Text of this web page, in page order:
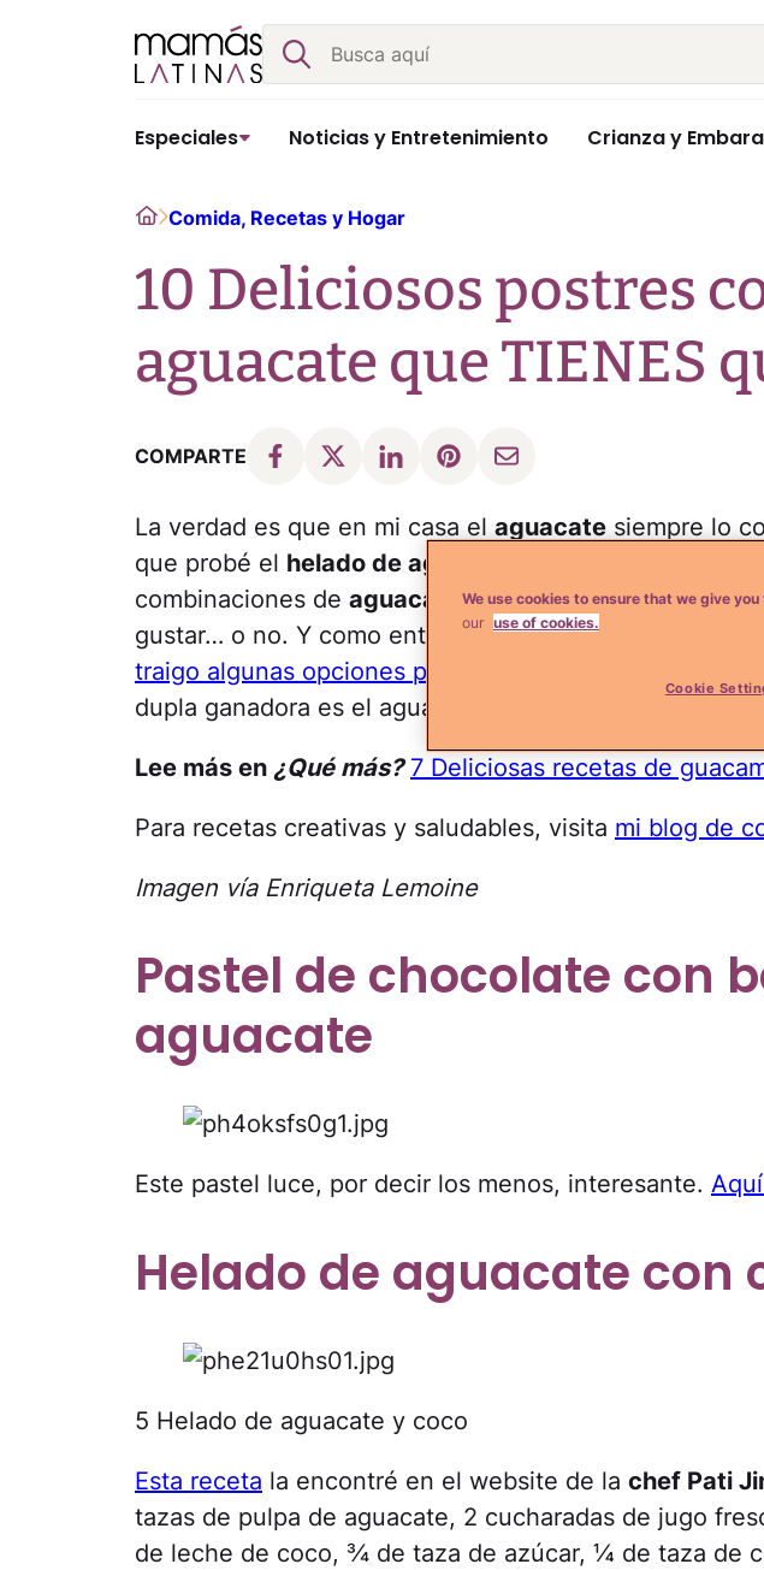
Buscar
Especiales Noticias y Entretenimiento Crianza y
HomeComida, Recetas y Hogar
10 Deliciosos postres
aguacate que TIENES
COMPARTE
La verdad es que en mi casa el aguacate siempre lo
que probé el helado de aguacate
combinaciones de aguacate ¡con chocolate!Es algo
gustar… o no. Y como entre gustos y colores no han
traigo algunas opciones para que decidas qué te
dupla ganadora es el aguacate… con chocolate.
Lee más en ¿Qué más? 7 Deliciosas recetas de
Para recetas creativas y saludables, visita mi blog de
Imagen vía Enriqueta Lemoine
Pastel de chocolate con
aguacate
Este pastel luce, por decir los menos, interesante.
Helado de aguacate con
5 Helado de aguacate y coco
Esta receta la encontré en el website de la chef Pati
tazas de pulpa de aguacate, 2 cucharadas de jugo
de leche de coco, ¾ de taza de azúcar, ¼ de taza de
We use cookies to ensure that we give
our use of cookies.
Cookie